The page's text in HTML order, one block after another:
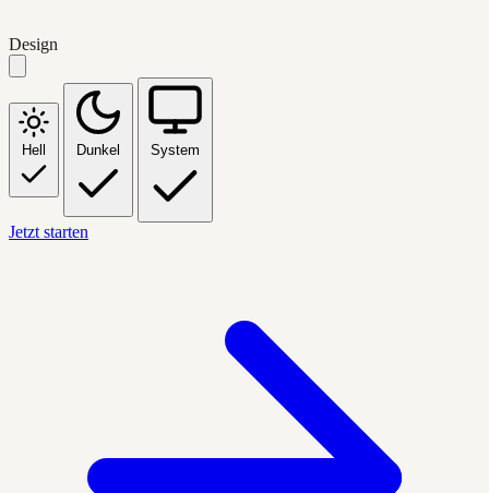
Design
Hell Dunkel System
Jetzt starten